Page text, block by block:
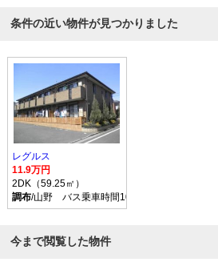
条件の近い物件が見つかりました
レグルス
11.9万円
2DK（59.25㎡）
調布/山野 バス乗車時間10分 停歩5分
今まで閲覧した物件